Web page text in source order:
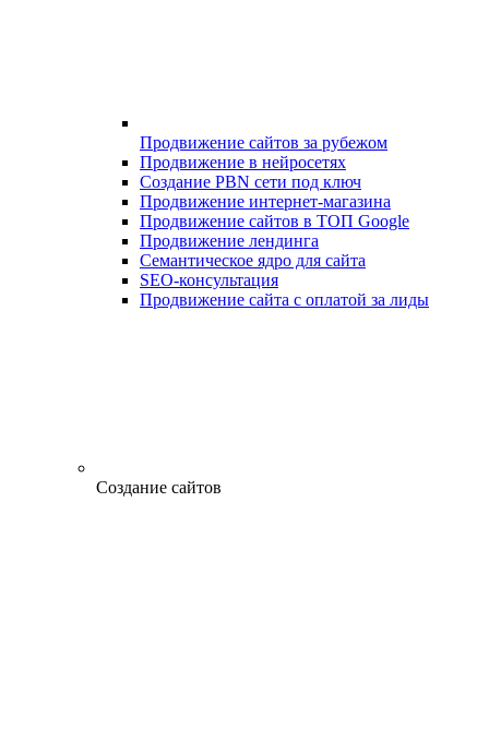
Продвижение сайтов за рубежом
Продвижение в нейросетях
Создание PBN сети под ключ
Продвижение интернет-магазина
Продвижение сайтов в ТОП Google
Продвижение лендинга
Семантическое ядро для сайта
SEO-консультация
Продвижение сайта с оплатой за лиды
Создание сайтов